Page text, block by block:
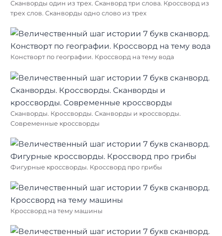
Сканворды один из трех. Сканворд три слова. Кроссворд из
трех слов. Сканворды одно слово из трех
Констворт по географии. Кроссворд на тему вода
Сканворды. Кроссворды. Сканворды и кроссворды.
Современные кроссворды
Фигурные кроссворды. Кроссворд про грибы
Кроссворд на тему машины